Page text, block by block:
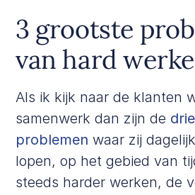
3 grootste
van hard
Als ik kijk naar de klanten
samenwerk dan zijn de
problemen waar zij
lopen, op het gebied van
steeds harder werken, de